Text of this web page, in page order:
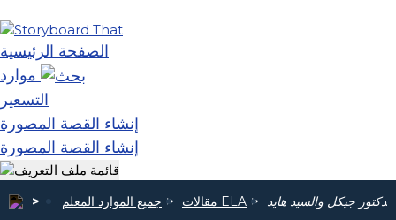
الصفحة الرئيسية
موارد
التسعير
إنشاء القصة المصورة
إنشاء القصة المصورة
جميع الموارد المعلم مقالات ELA للدكتور جيكل والسيد هايد